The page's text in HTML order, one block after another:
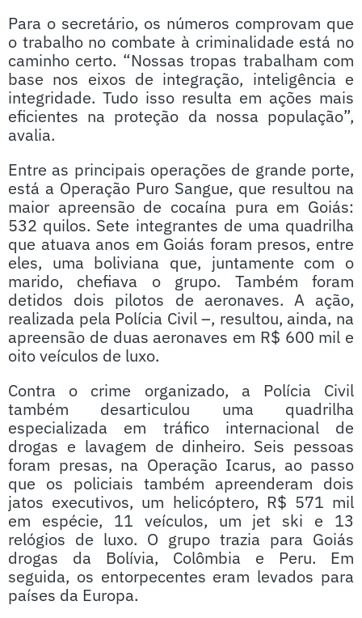
Para o secretário, os números comprovam que
o trabalho no combate à criminalidade está no
caminho certo. “Nossas tropas trabalham com
base nos eixos de integração, inteligência e
integridade. Tudo isso resulta em ações mais
eficientes na proteção da nossa população”,
avalia.
Entre as principais operações de grande porte,
está a Operação Puro Sangue, que resultou na
maior apreensão de cocaína pura em Goiás:
532 quilos. Sete integrantes de uma quadrilha
que atuava anos em Goiás foram presos, entre
eles, uma boliviana que, juntamente com o
marido, chefiava o grupo. Também foram
detidos dois pilotos de aeronaves. A ação,
realizada pela Polícia Civil –, resultou, ainda, na
apreensão de duas aeronaves em R$ 600 mil e
oito veículos de luxo.
Contra o crime organizado, a Polícia Civil
também desarticulou uma quadrilha
especializada em tráfico internacional de
drogas e lavagem de dinheiro. Seis pessoas
foram presas, na Operação Icarus, ao passo
que os policiais também apreenderam dois
jatos executivos, um helicóptero, R$ 571 mil
em espécie, 11 veículos, um jet ski e 13
relógios de luxo. O grupo trazia para Goiás
drogas da Bolívia, Colômbia e Peru. Em
seguida, os entorpecentes eram levados para
países da Europa.